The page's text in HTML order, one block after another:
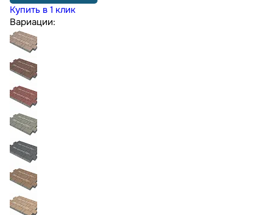
Купить в 1 клик
Вариации: